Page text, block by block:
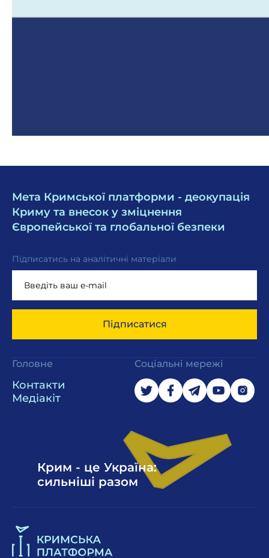
Мета Кримської платформи - деокупація
Криму та внесок у зміцнення
Європейської та глобальної безпеки
Підписатись на аналітичні матеріали
Підписатися
Головне
Контакти
Медіакіт
Соціальні мережі
Крим - це Україна:
сильніші разом